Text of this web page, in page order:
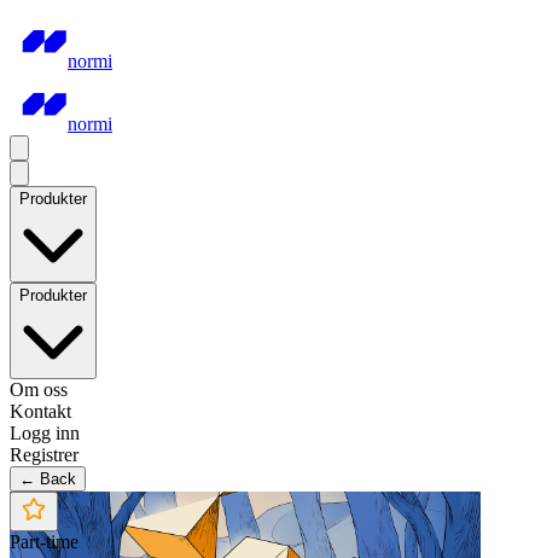
normi
normi
Produkter
Produkter
Om oss
Kontakt
Logg inn
Registrer
← Back
Part-time